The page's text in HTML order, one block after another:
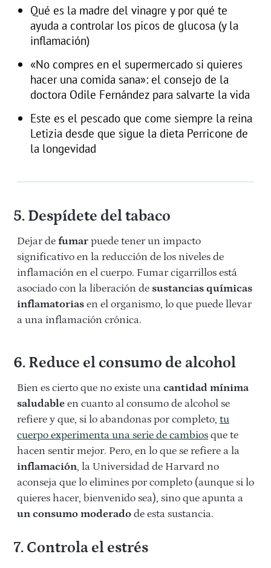
Qué es la madre del vinagre y por qué te
ayuda a controlar los picos de glucosa (y la
inflamación)
«No compres en el supermercado si quieres
hacer una comida sana»: el consejo de la
doctora Odile Fernández para salvarte la vida
Este es el pescado que come siempre la reina
Letizia desde que sigue la dieta Perricone de
la longevidad
5. Despídete del tabaco
Dejar de fumar puede tener un impacto
significativo en la reducción de los niveles de
inflamación en el cuerpo. Fumar cigarrillos está
asociado con la liberación de sustancias químicas
inflamatorias en el organismo, lo que puede llevar
a una inflamación crónica.
6. Reduce el consumo de alcohol
Bien es cierto que no existe una cantidad mínima
saludable en cuanto al consumo de alcohol se
refiere y que, si lo abandonas por completo, tu
cuerpo experimenta una serie de cambios que te
hacen sentir mejor. Pero, en lo que se refiere a la
inflamación, la Universidad de Harvard no
aconseja que lo elimines por completo (aunque si lo
quieres hacer, bienvenido sea), sino que apunta a
un consumo moderado de esta sustancia.
7. Controla el estrés